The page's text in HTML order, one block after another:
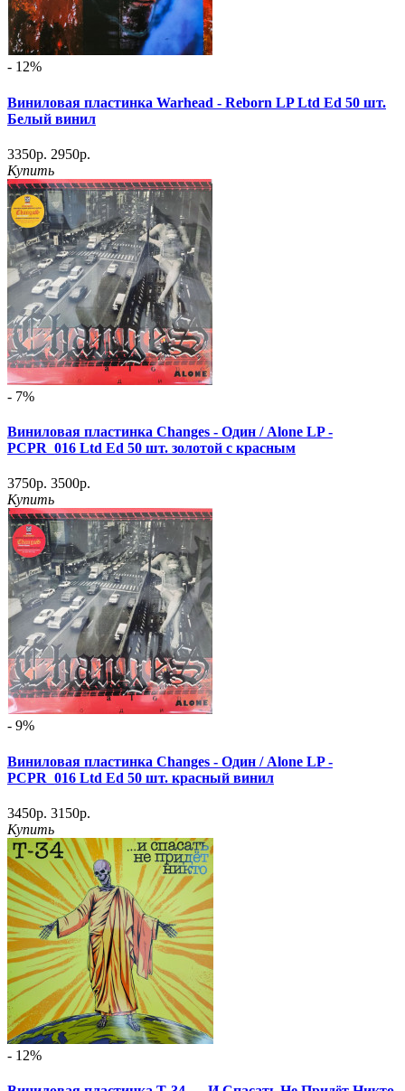
- 12%
Виниловая пластинка Warhead - Reborn LP Ltd Ed 50 шт.
Белый винил
3350р. 2950р.
Купить
- 7%
Виниловая пластинка Changes - Один / Alone LP -
PCPR_016 Ltd Ed 50 шт. золотой с красным
3750р. 3500р.
Купить
- 9%
Виниловая пластинка Changes - Один / Alone LP -
PCPR_016 Ltd Ed 50 шт. красный винил
3450р. 3150р.
Купить
- 12%